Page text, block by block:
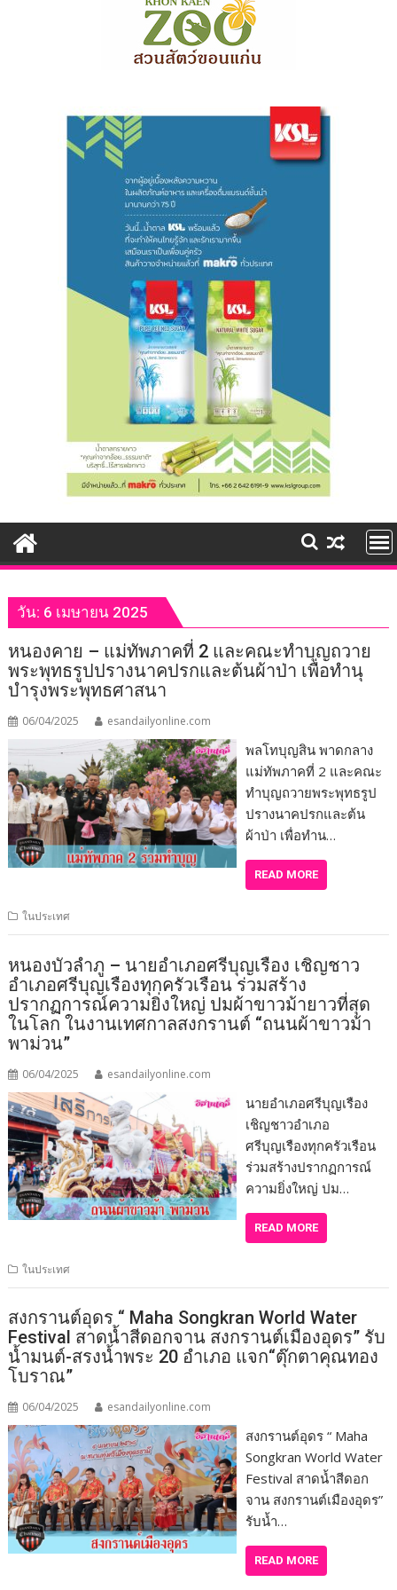
วัน: 6 เมษายน 2025
หนองคาย – แม่ทัพภาคที่ 2 และคณะทำบุญถวาย
พระพุทธรูปปรางนาคปรกและต้นผ้าป่า เพื่อทำนุ
บำรุงพระพุทธศาสนา
06/04/2025 esandailyonline.com
พลโทบุญสิน พาดกลาง
แม่ทัพภาคที่ 2 และคณะ
ทำบุญถวายพระพุทธรูป
ปรางนาคปรกและต้น
ผ้าป่า เพื่อทำน…
READ MORE
ในประเทศ
หนองบัวลำภู – นายอำเภอศรีบุญเรือง เชิญชาว
อำเภอศรีบุญเรืองทุกครัวเรือน ร่วมสร้าง
ปรากฏการณ์ความยิ่งใหญ่ ปมผ้าขาวม้ายาวที่สุด
ในโลก ในงานเทศกาลสงกรานต์ “ถนนผ้าขาวม้า
พาม่วน”
06/04/2025 esandailyonline.com
นายอำเภอศรีบุญเรือง
เชิญชาวอำเภอ
ศรีบุญเรืองทุกครัวเรือน
ร่วมสร้างปรากฏการณ์
ความยิ่งใหญ่ ปม…
READ MORE
ในประเทศ
สงกรานต์อุดร “ Maha Songkran World Water
Festival สาดน้ำสีดอกจาน สงกรานต์เมืองอุดร” รับ
น้ำมนต์-สรงน้ำพระ 20 อำเภอ แจก“ตุ๊กตาคุณทอง
โบราณ”
06/04/2025 esandailyonline.com
สงกรานต์อุดร “ Maha
Songkran World Water
Festival สาดน้ำสีดอก
จาน สงกรานต์เมืองอุดร”
รับน้ำ…
READ MORE